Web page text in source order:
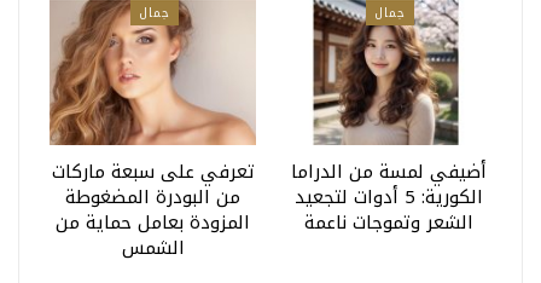
جمال
أضيفي لمسة من الدراما
الكورية: 5 أدوات لتجعيد
الشعر وتموجات ناعمة
جمال
تعرفي على سبعة ماركات
من البودرة المضغوطة
المزودة بعامل حماية من
الشمس